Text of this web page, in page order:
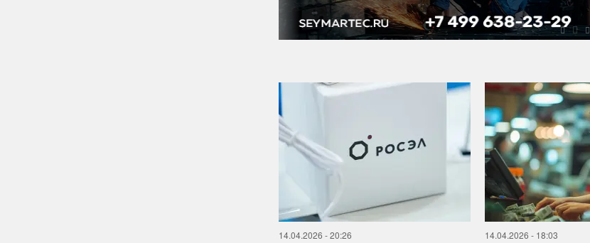
14.04.2026 - 20:26 14.04.2026 - 18:03